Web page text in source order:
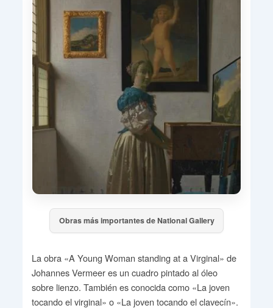
Obras más importantes de National Gallery
La obra «A Young Woman standing at a Virginal» de
Johannes Vermeer es un cuadro pintado al óleo
sobre lienzo. También es conocida como «La joven
tocando el virginal» o «La joven tocando el clavecín».